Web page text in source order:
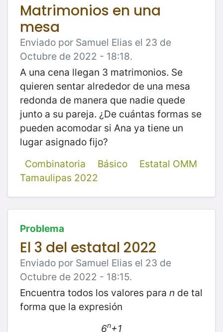
Matrimonios en una
mesa
Enviado por Samuel Elias el 23 de
Octubre de 2022 - 18:18.
A una cena llegan 3 matrimonios. Se
quieren sentar alrededor de una mesa
redonda de manera que nadie quede
junto a su pareja. ¿De cuántas formas se
pueden acomodar si Ana ya tiene un
lugar asignado fijo?
Combinatoria
Básico
Estatal OMM
Tamaulipas 2022
Problema
El 3 del estatal 2022
Enviado por Samuel Elias el 23 de
Octubre de 2022 - 18:15.
Encuentra todos los valores para n de tal
forma que la expresión
6n+1